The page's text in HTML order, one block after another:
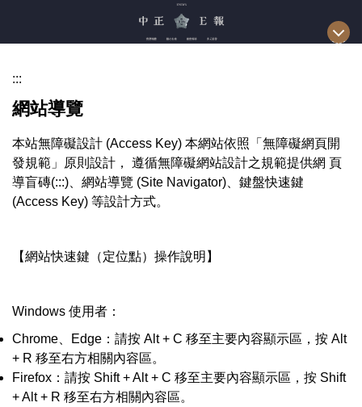
容
:::
網站導覽
本站無障礙設計 (Access Key) 本網站依照「無障礙網頁開
發規範」原則設計， 遵循無障礙網站設計之規範提供網 頁
導盲磚(:::)、網站導覽 (Site Navigator)、鍵盤快速鍵
(Access Key) 等設計方式。
【網站快速鍵（定位點）操作說明】
Windows 使用者：
Chrome、Edge：請按 Alt + C 移至主要內容顯示區，按 Alt
+ R 移至右方相關內容區。
Firefox：請按 Shift + Alt + C 移至主要內容顯示區，按 Shift
+ Alt + R 移至右方相關內容區。